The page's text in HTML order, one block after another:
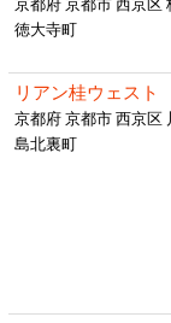
徳大寺町
リアン桂ウェスト
京都府 京都市 西京区
島北裏町